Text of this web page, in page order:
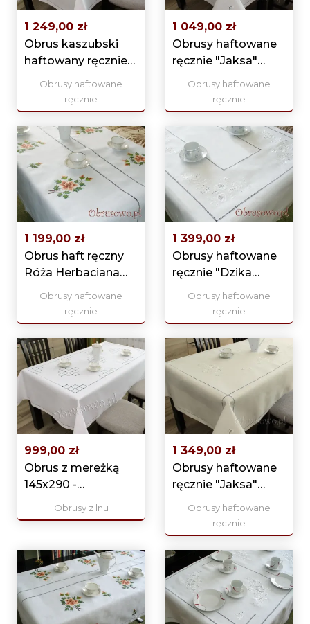
1 249,00 zł
Obrus kaszubski
haftowany ręcznie
140x240
Obrusy haftowane
ręcznie
1 049,00 zł
Obrusy haftowane
ręcznie "Jaksa"
140x250
Obrusy haftowane
ręcznie
1 199,00 zł
Obrus haft ręczny
Róża Herbaciana
145x270
Obrusy haftowane
ręcznie
1 399,00 zł
Obrusy haftowane
ręcznie "Dzika
Róża" 140x280
Obrusy haftowane
ręcznie
999,00 zł
Obrus z mereżką
145x290 -
rękodziełoObrusy z lnu
1 349,00 zł
Obrusy haftowane
ręcznie "Jaksa"
140x310 ekri
Obrusy haftowane
ręcznie